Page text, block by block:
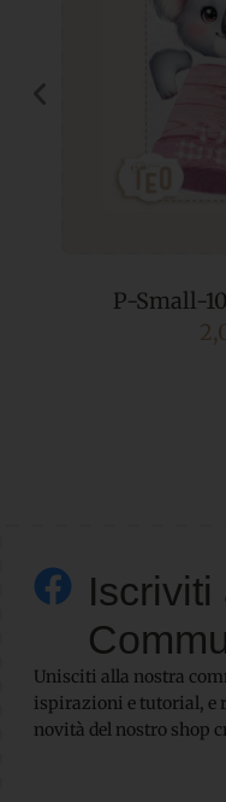
P-Small-
Iscriviti
Unisciti alla nostra
ispirazioni e tutorial, e
novità del nostro shop